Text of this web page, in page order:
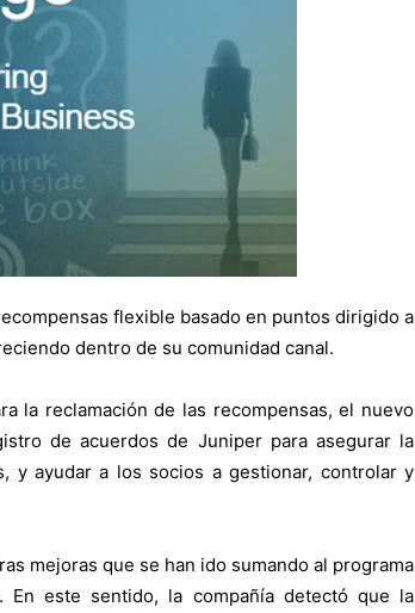
flexible basado en puntos dirigido a
dentro de su comunidad canal.
la reclamación de las recompensas, el nuevo
de acuerdos de Juniper para asegurar la
y ayudar a los socios a gestionar, controlar y
mejoras que se han ido sumando al programa
este sentido, la compañía detectó que la